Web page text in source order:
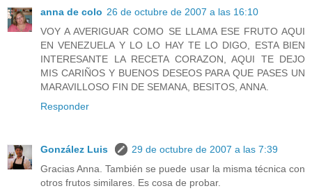
anna de colo 26 de octubre de 2007 a las 16:10
VOY A AVERIGUAR COMO SE LLAMA ESE FRUTO AQUI
EN VENEZUELA Y LO LO HAY TE LO DIGO, ESTA BIEN
INTERESANTE LA RECETA CORAZON, AQUI TE DEJO
MIS CARIÑOS Y BUENOS DESEOS PARA QUE PASES UN
MARAVILLOSO FIN DE SEMANA, BESITOS, ANNA.
Responder
González Luis
29 de octubre de 2007 a las 7:39
Gracias Anna. También se puede usar la misma técnica con
otros frutos similares. Es cosa de probar.